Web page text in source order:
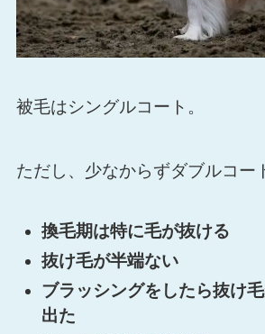
被毛はシングルコート。
ただし、少なからずダブルコー
換毛期は特に毛が抜ける
抜け毛が半端ない
ブラッシングをしたら抜け
出た